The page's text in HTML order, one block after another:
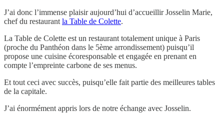
J’ai donc l’immense plaisir aujourd’hui d’accueillir Josselin Marie,
chef du restaurant la Table de Colette.
La Table de Colette est un restaurant totalement unique à Paris
(proche du Panthéon dans le 5ème arrondissement) puisqu’il
propose une cuisine écoresponsable et engagée en prenant en
compte l’empreinte carbone de ses menus.
Et tout ceci avec succès, puisqu’elle fait partie des meilleures tables
de la capitale.
J’ai énormément appris lors de notre échange avec Josselin.